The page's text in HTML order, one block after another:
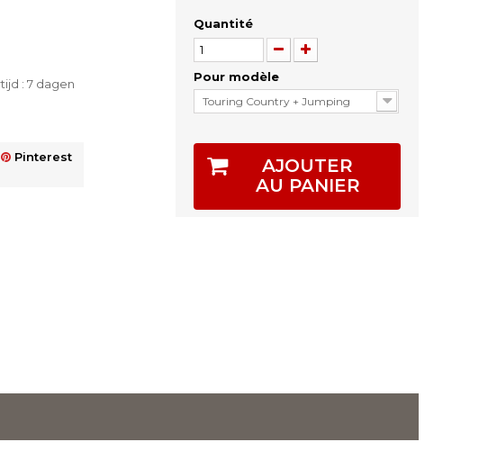
: 7 dagen
Pinterest
Quantité
Pour modèle
Touring Country + Jumping
AJOUTER
AU PANIER